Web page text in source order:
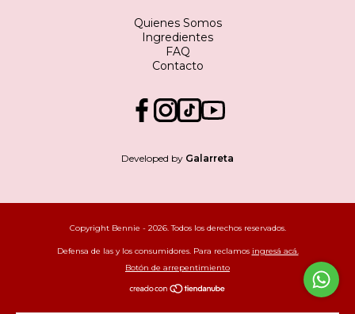
Quienes Somos
Ingredientes
FAQ
Contacto
Developed by Galarreta
Copyright Bennie - 2026. Todos los derechos reservados.
Defensa de las y los consumidores. Para reclamos ingresá acá.
Botón de arrepentimiento